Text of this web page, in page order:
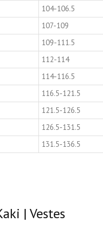
104-106.5
107-109
109-111.5
112-114
114-116.5
116.5-121.5
121.5-126.5
126.5-131.5
131.5-136.5
| Vestes